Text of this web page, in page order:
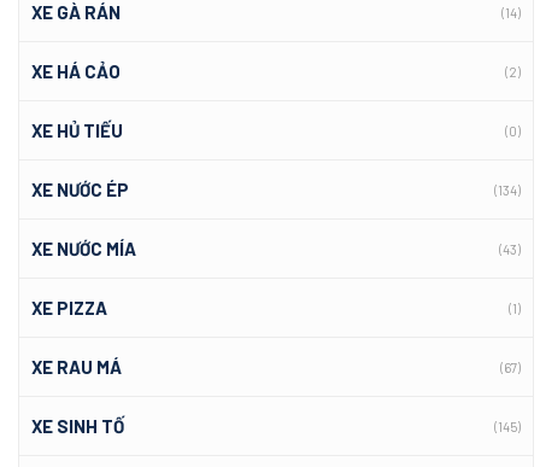
XE GÀ RÁN (14)
XE HÁ CẢO (2)
XE HỦ TIẾU (0)
XE NƯỚC ÉP (134)
XE NƯỚC MÍA (43)
XE PIZZA (1)
XE RAU MÁ (67)
XE SINH TỐ (145)